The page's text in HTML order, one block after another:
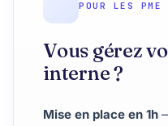
POUR LES PME
Vous gérez
interne ?
Mise en place en 1h